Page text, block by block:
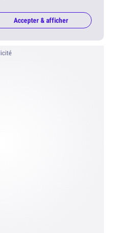
Accepter & afficher